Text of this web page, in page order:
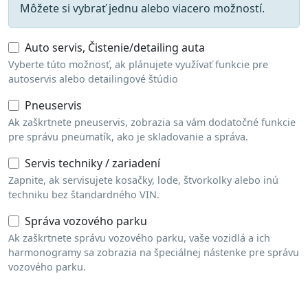
Môžete si vybrať jednu alebo viacero možností.
Auto servis, Čistenie/detailing auta
Vyberte túto možnosť, ak plánujete využívať funkcie pre
autoservis alebo detailingové štúdio
Pneuservis
Ak zaškrtnete pneuservis, zobrazia sa vám dodatočné funkcie
pre správu pneumatík, ako je skladovanie a správa.
Servis techniky / zariadení
Zapnite, ak servisujete kosačky, lode, štvorkolky alebo inú
techniku bez štandardného VIN.
Správa vozového parku
Ak zaškrtnete správu vozového parku, vaše vozidlá a ich
harmonogramy sa zobrazia na špeciálnej nástenke pre správu
vozového parku.